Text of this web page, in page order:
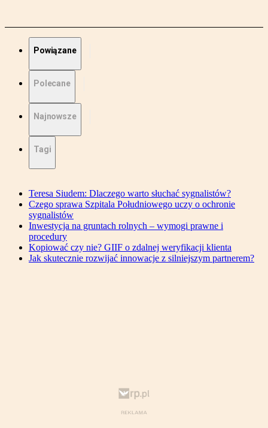
Powiązane
Polecane
Najnowsze
Tagi
Teresa Siudem: Dlaczego warto słuchać sygnalistów?
Czego sprawa Szpitala Południowego uczy o ochronie
sygnalistów
Inwestycja na gruntach rolnych – wymogi prawne i
procedury
Kopiować czy nie? GIIF o zdalnej weryfikacji klienta
Jak skutecznie rozwijać innowacje z silniejszym partnerem?